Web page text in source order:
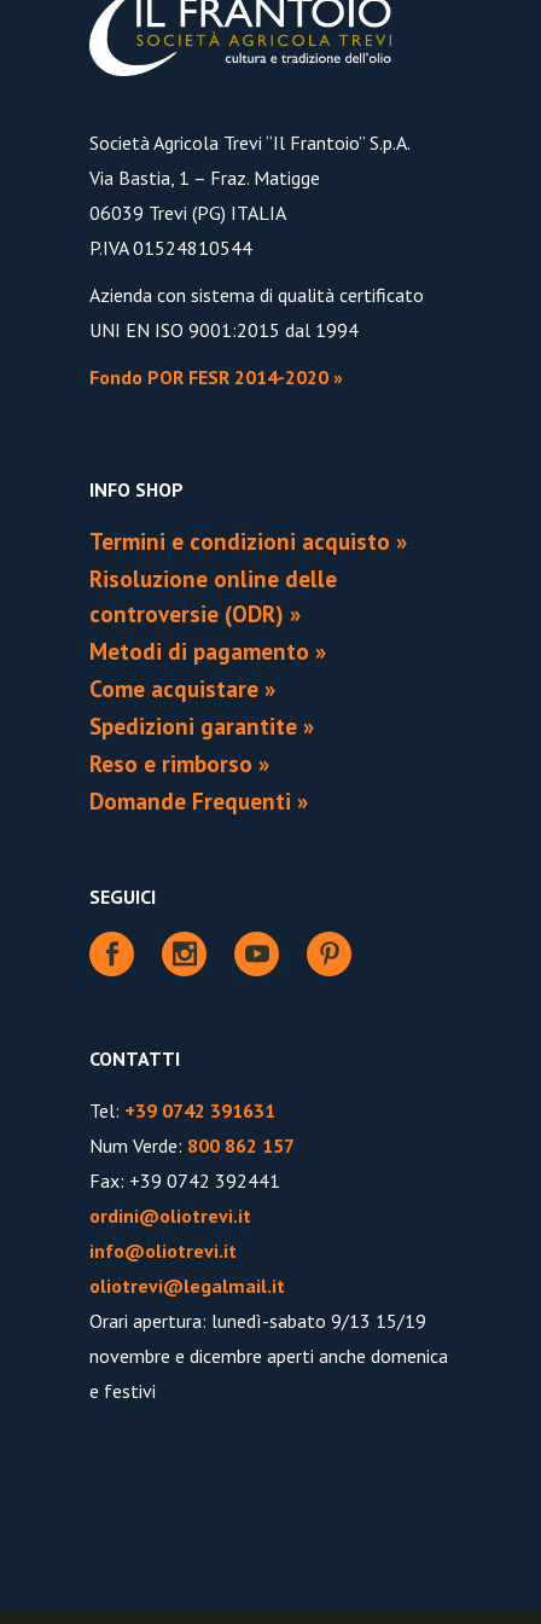
Società Agricola Trevi “Il Frantoio” S.p.A.
Via Bastia, 1 – Fraz. Matigge
06039 Trevi (PG) ITALIA
P.IVA 01524810544
Azienda con sistema di qualità certificato
UNI EN ISO 9001:2015 dal 1994
Fondo POR FESR 2014-2020 »
INFO SHOP
Termini e condizioni acquisto »
Risoluzione online delle
controversie (ODR) »
Metodi di pagamento »
Come acquistare »
Spedizioni garantite »
Reso e rimborso »
Domande Frequenti »
SEGUICI
CONTATTI
Tel: +39 0742 391631
Num Verde: 800 862 157
Fax: +39 0742 392441
ordini@oliotrevi.it
info@oliotrevi.it
oliotrevi@legalmail.it
Orari apertura: lunedì-sabato 9/13 15/19
novembre e dicembre aperti anche domenica
e festivi